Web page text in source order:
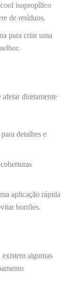
isopropílico
de resíduos.
para criar uma
afetar diretamente
detalhes e
aplicação rápida
borrões.
algumas